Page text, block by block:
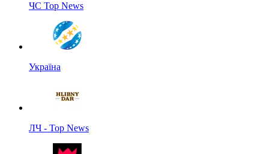
ЧС Top News
Україна
ЛЧ - Top News